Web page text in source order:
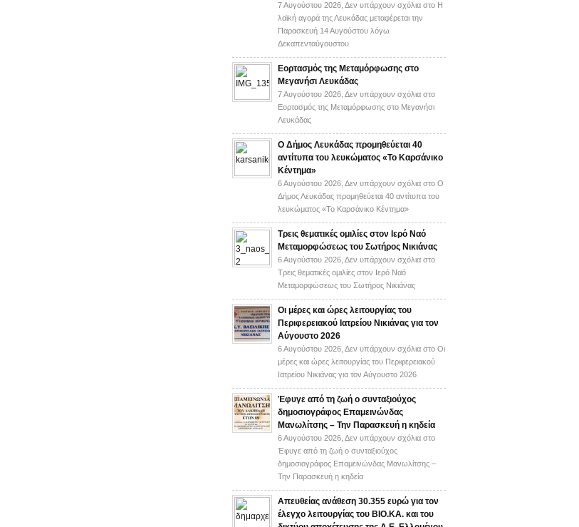
7 Αυγούστου 2026, Δεν υπάρχουν σχόλια στο Η
λαϊκή αγορά της Λευκάδας μεταφέρεται την
Παρασκευή 14 Αυγούστου λόγω
Δεκαπενταύγουστου
Εορτασμός της Μεταμόρφωσης στο
Μεγανήσι Λευκάδας
7 Αυγούστου 2026, Δεν υπάρχουν σχόλια στο
Εορτασμός της Μεταμόρφωσης στο Μεγανήσι
Λευκάδας
Ο Δήμος Λευκάδας προμηθεύεται 40
αντίτυπα του λευκώματος «Το Καρσάνικο
Κέντημα»
6 Αυγούστου 2026, Δεν υπάρχουν σχόλια στο Ο
Δήμος Λευκάδας προμηθεύεται 40 αντίτυπα του
λευκώματος «Το Καρσάνικο Κέντημα»
Τρεις θεματικές ομιλίες στον Ιερό Ναό
Μεταμορφώσεως του Σωτήρος Νικιάνας
6 Αυγούστου 2026, Δεν υπάρχουν σχόλια στο
Τρεις θεματικές ομιλίες στον Ιερό Ναό
Μεταμορφώσεως του Σωτήρος Νικιάνας
Οι μέρες και ώρες λειτουργίας του
Περιφερειακού Ιατρείου Νικιάνας για τον
Αύγουστο 2026
6 Αυγούστου 2026, Δεν υπάρχουν σχόλια στο Οι
μέρες και ώρες λειτουργίας του Περιφερειακού
Ιατρείου Νικιάνας για τον Αύγουστο 2026
Έφυγε από τη ζωή ο συνταξιούχος
δημοσιογράφος Επαμεινώνδας
Μανωλίτσης – Την Παρασκευή η κηδεία
6 Αυγούστου 2026, Δεν υπάρχουν σχόλια στο
Έφυγε από τη ζωή ο συνταξιούχος
δημοσιογράφος Επαμεινώνδας Μανωλίτσης –
Την Παρασκευή η κηδεία
Απευθείας ανάθεση 30.355 ευρώ για τον
έλεγχο λειτουργίας του ΒΙΟ.ΚΑ. και του